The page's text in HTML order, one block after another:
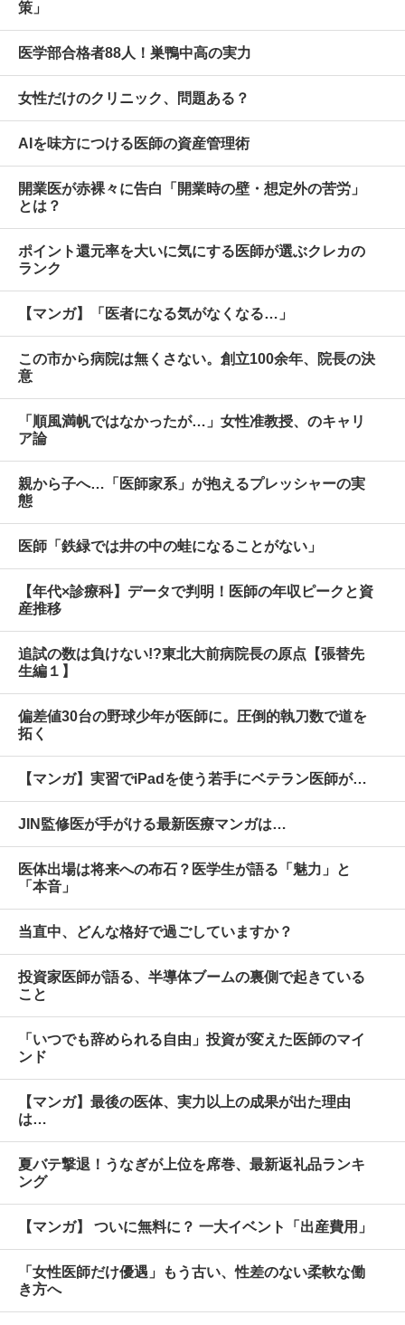
策」
医学部合格者88人！巣鴨中高の実力
女性だけのクリニック、問題ある？
AIを味方につける医師の資産管理術
開業医が赤裸々に告白「開業時の壁・想定外の苦労」
とは？
ポイント還元率を大いに気にする医師が選ぶクレカの
ランク
【マンガ】「医者になる気がなくなる…」
この市から病院は無くさない。創立100余年、院長の決
意
「順風満帆ではなかったが…」女性准教授、のキャリ
ア論
親から子へ…「医師家系」が抱えるプレッシャーの実
態
医師「鉄緑では井の中の蛙になることがない」
【年代×診療科】データで判明！医師の年収ピークと資
産推移
追試の数は負けない!?東北大前病院長の原点【張替先
生編１】
偏差値30台の野球少年が医師に。圧倒的執刀数で道を
拓く
【マンガ】実習でiPadを使う若手にベテラン医師が…
JIN監修医が手がける最新医療マンガは…
医体出場は将来への布石？医学生が語る「魅力」と
「本音」
当直中、どんな格好で過ごしていますか？
投資家医師が語る、半導体ブームの裏側で起きている
こと
「いつでも辞められる自由」投資が変えた医師のマイ
ンド
【マンガ】最後の医体、実力以上の成果が出た理由
は…
夏バテ撃退！うなぎが上位を席巻、最新返礼品ランキ
ング
【マンガ】 ついに無料に？ 一大イベント「出産費用」
「女性医師だけ優遇」もう古い、性差のない柔軟な働
き方へ